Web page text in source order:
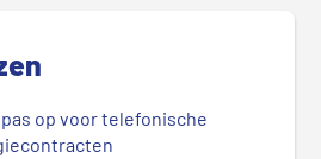
op voor telefonische